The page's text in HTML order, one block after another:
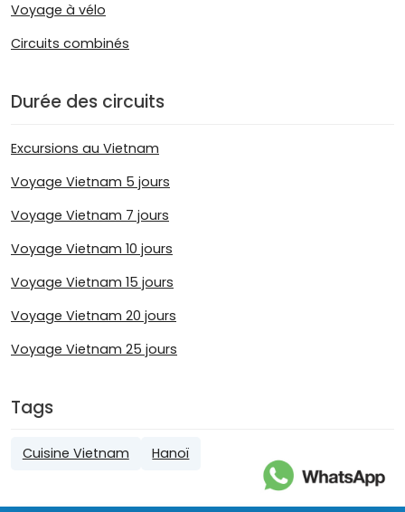
Voyage à vélo
Circuits combinés
Durée des circuits
Excursions au Vietnam
Voyage Vietnam 5 jours
Voyage Vietnam 7 jours
Voyage Vietnam 10 jours
Voyage Vietnam 15 jours
Voyage Vietnam 20 jours
Voyage Vietnam 25 jours
Tags
Cuisine Vietnam Hanoï